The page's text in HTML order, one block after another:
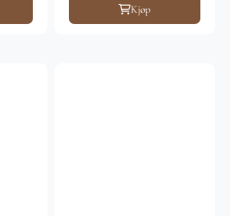
Kjøp